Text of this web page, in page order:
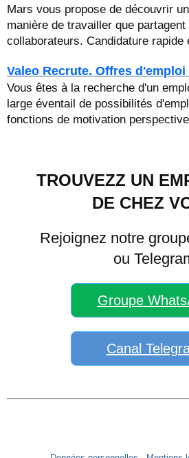
Mars vous propose de découvrir
manière de travailler que
collaborateurs. Candidature rapide
Valeo Recrute. Offres
Vous êtes à la recherche d'un
large éventail de possibilités
fonctions de motivation
TROUVEZZ UN
DE CHEZ
Rejoignez notre
ou
Groupe
Canal